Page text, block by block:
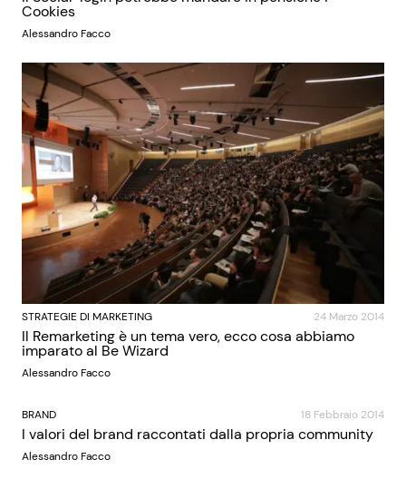
Cookies
Alessandro Facco
STRATEGIE DI MARKETING 24 Marzo 2014
Il Remarketing è un tema vero, ecco cosa abbiamo
imparato al Be Wizard
Alessandro Facco
BRAND 18 Febbraio 2014
I valori del brand raccontati dalla propria community
Alessandro Facco